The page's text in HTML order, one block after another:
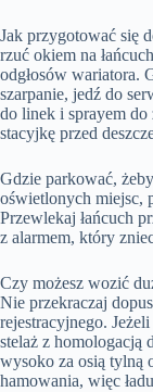
Jak przygotować się
rzuć okiem na
odgłosów wariatora.
szarpanie, jedź do
do linek i sprayem do
stacyjkę przed
Gdzie parkować,
oświetlonych miejsc,
Przewlekaj łańcuch
z alarmem, który
Czy możesz wozić
Nie przekraczaj
rejestracyjnego.
stelaż z homologacją
wysoko za osią tylną
hamowania, więc